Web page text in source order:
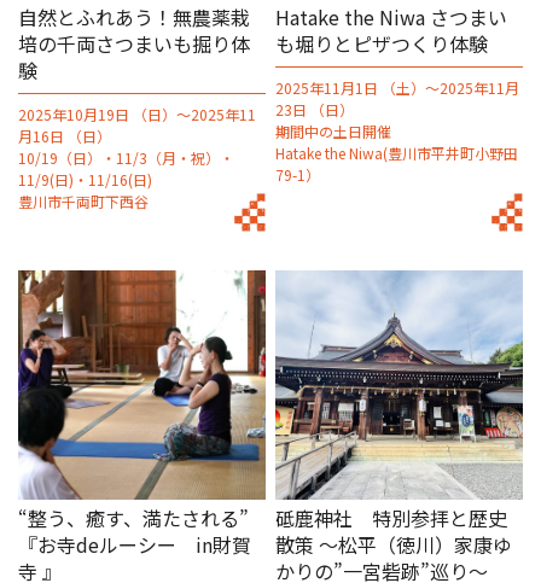
自然とふれあう！無農薬栽
培の千両さつまいも掘り体
験
2025年10月19日 （日）～2025年11
月16日 （日）
10/19（日）・11/3（月・祝）・
11/9(日)・11/16(日)
豊川市千両町下西谷
Hatake the Niwa さつまい
も堀りとピザつくり体験
2025年11月1日 （土）～2025年11月
23日 （日）
期間中の土日開催
Hatake the Niwa(豊川市平井町小野田
79-1）
“整う、癒す、満たされる”
『お寺deルーシー in財賀
寺 』
砥鹿神社 特別参拝と歴史
散策 ～松平（徳川）家康ゆ
かりの”一宮砦跡”巡り～